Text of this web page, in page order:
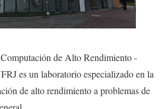
de Alto Rendimiento -
es un laboratorio especializado en la
de alto rendimiento a problemas de